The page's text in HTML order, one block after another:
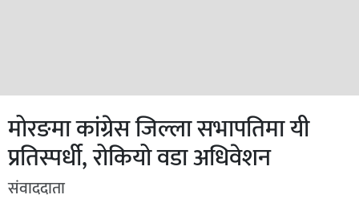
मोरङमा कांग्रेस जिल्ला सभापतिमा यी
प्रतिस्पर्धी, रोकियो वडा अधिवेशन
संवाददाता